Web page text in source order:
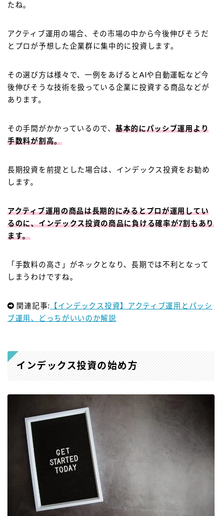
たね。
アクティブ運用の場合、その市場の中から今後伸びそうだ
とプロが予想した企業群に集中的に投資します。
その選び方は様々で、一例をあげるとAIや自動運転など今
後伸びそうな技術を扱っている企業に投資する商品などが
あります。
その手間がかかっているので、 基本的にパッシブ運用より
手数料が割高。
長期投資を前提とした場合は、インデックス投資をお勧め
します。
アクティブ運用の商品は長期的にみるとプロが運用してい
るのに、インデックス投資の商品に負ける確率が7割もあり
ます。
「手数料の高さ」がネックとなり、長期では不利となって
しまうわけですね。
関連記事:
【インデックス投資】アクティブ運用とパッシ
ブ運用、どっちがいいのか解説
インデックス投資の始め方